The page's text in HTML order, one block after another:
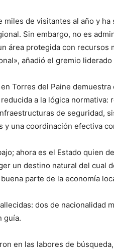
miles de visitantes al año y
Sin embargo, no es
área protegida con recursos
añadió el gremio
Torres del Paine
a la lógica
de seguridad,
una coordinación efectiva
ahora es el Estado quien
un destino natural del cual
parte de la economía
dos de nacionalidad
guía.
en las labores de